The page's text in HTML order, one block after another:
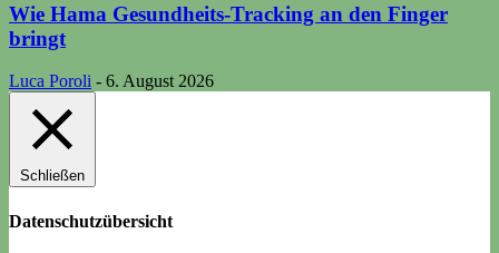
Wie Hama Gesundheits-Tracking an den Finger
bringt
Luca Poroli - 6. August 2026
Schließen
Datenschutzübersicht